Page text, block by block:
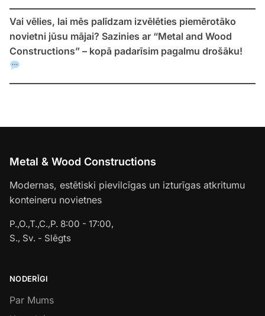
Vai vēlies, lai mēs palīdzam izvēlēties piemērotāko
novietni jūsu mājai? Sazinies ar “Metal and Wood
Constructions” – kopā padarīsim pagalmu drošāku!
Metal & Wood Constructions
Modernas, estētiski pievilcīgas un izturīgas atkritumu
konteineru novietnes
P.,O.,T.,C.,P. 8:00 - 17:00,
S., Sv. - Slēgts
NODERĪGI
Par Mums